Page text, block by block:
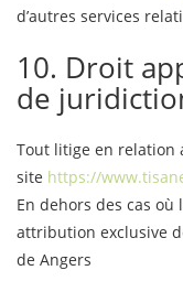
d’autres services
10. Droit
de
Tout litige en relation
site https://
En dehors des cas
attribution exclusive
de Angers